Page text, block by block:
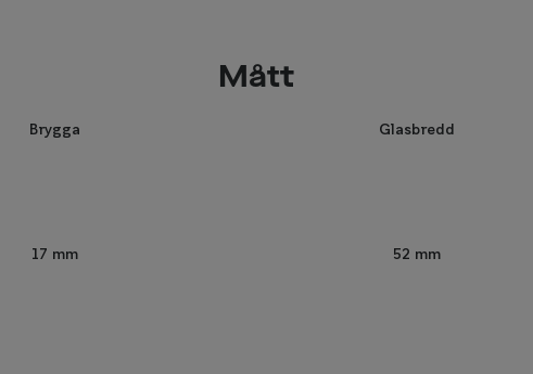
Mått
Brygga
17 mm
Glasbredd
52 mm